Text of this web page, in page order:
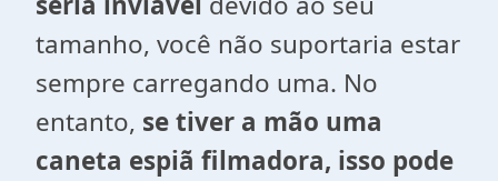
tamanho, você não suportaria estar
sempre carregando uma. No
entanto, se tiver a mão uma
caneta espiã filmadora, isso pode